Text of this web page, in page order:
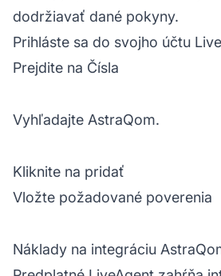
dodržiavať dané pokyny.
Prihláste sa do svojho účtu
Prejdite na Čísla
Vyhľadajte AstraQom.
Kliknite na pridať
Vložte požadované poverenia
Náklady na integráciu